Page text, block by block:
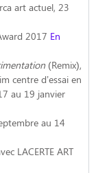
art actuel, 23
2017 En
(Remix),
centre d’essai en
au 19 janvier
au 14
LACERTE ART